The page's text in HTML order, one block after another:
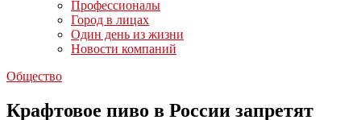
Профессионалы
Город в лицах
Один день из жизни
Новости компаний
Общество
Крафтовое пиво в России запретят